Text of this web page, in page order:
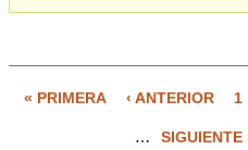
« PRIMERA ‹ ANTERIOR 1
… SIGUIENTE